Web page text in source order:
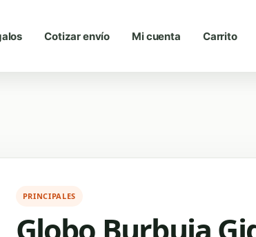
Cotizar envío Mi cuenta Carrito
PRINCIPALES